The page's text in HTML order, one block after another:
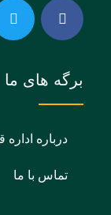
برگه های ما
درباره اداره
تماس با ما